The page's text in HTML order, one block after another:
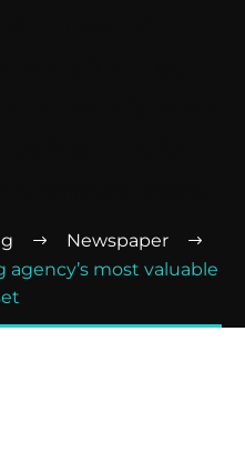
Newspaper
most valuable